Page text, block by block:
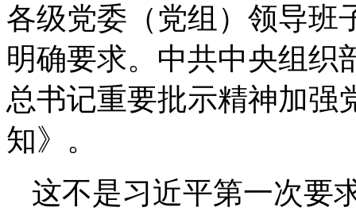
各级党委（党组）领导班
明确要求。中共中央组织
总书记重要批示精神加强
知》。
这不是习近平第一次要